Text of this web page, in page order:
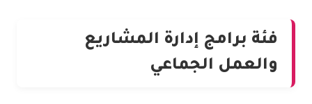
فئة برامج إدارة المشاريع
والعمل الجماعي